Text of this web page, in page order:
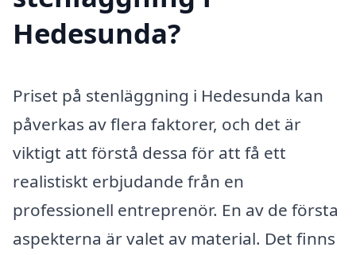
Hedesunda?
Priset på stenläggning i Hedesunda kan
påverkas av flera faktorer, och det är
viktigt att förstå dessa för att få ett
realistiskt erbjudande från en
professionell entreprenör. En av de första
aspekterna är valet av material. Det finns